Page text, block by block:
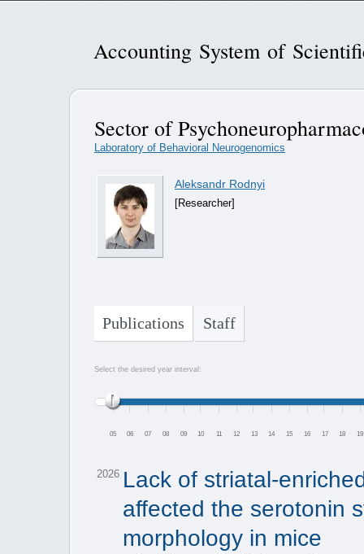
Accounting System of
Sector of
Laboratory of Behavioral Neurogenomics
Aleksandr Rodnyi
[Researcher]
Publications Staff
Select the desired year interval:
05 06 07 08 09 10 11 12 13 14 15 16 17 18 19
2026 Lack of striatal-
affected the serotonin
morphology in mice